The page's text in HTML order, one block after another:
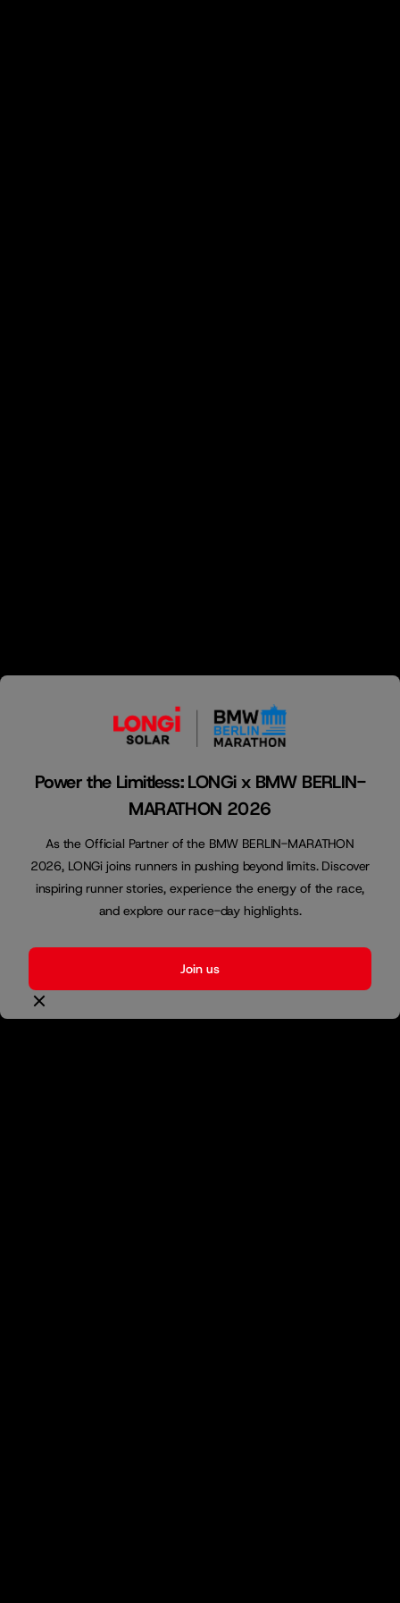
Power the Limitless: LONGi x BMW BERLIN-
MARATHON 2026
As the Official Partner of the BMW BERLIN-MARATHON
2026, LONGi joins runners in pushing beyond limits. Discover
inspiring runner stories, experience the energy of the race,
and explore our race-day highlights.
Join us